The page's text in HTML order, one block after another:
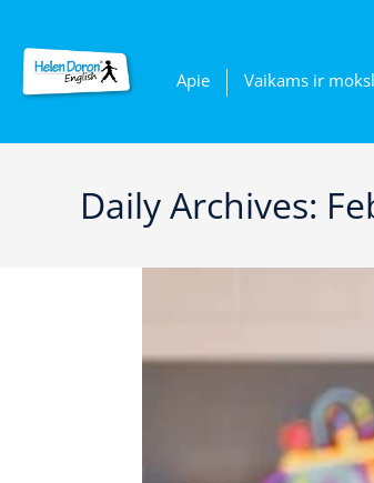
Apie Vaikams ir
Daily Archives: